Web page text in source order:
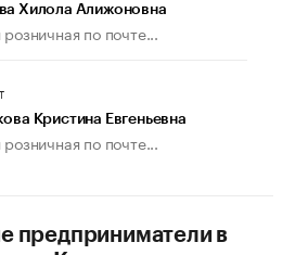
стареет иначе». Как живет глава
Хилола Алижоновна
розничная по почте...
Кристина Евгеньевна
розничная по почте...
предприниматели в